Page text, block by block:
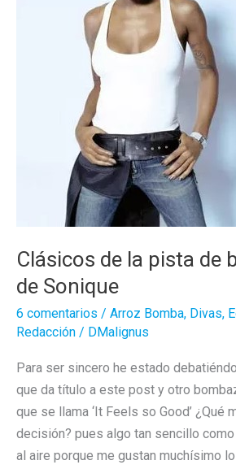
Clásicos de la pista de
de Sonique
6 comentarios / Arroz Bomba, Divas,
Redacción / DMalignus
Para ser sincero he estado
que da título a este post y otro
que se llama ‘It Feels so Good’ ¿Qué
decisión? pues algo tan sencillo como
al aire porque me gustan muchísimo